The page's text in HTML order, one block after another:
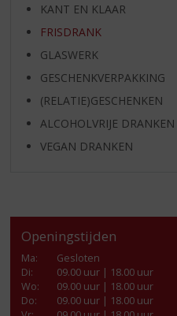
KANT EN KLAAR
FRISDRANK
GLASWERK
GESCHENKVERPAKKING
(RELATIE)GESCHENKEN
ALCOHOLVRIJE DRANKEN
VEGAN DRANKEN
Openingstijden
Ma:
Gesloten
Di:
09.00 uur | 18.00 uur
Wo:
09.00 uur | 18.00 uur
Do:
09.00 uur | 18.00 uur